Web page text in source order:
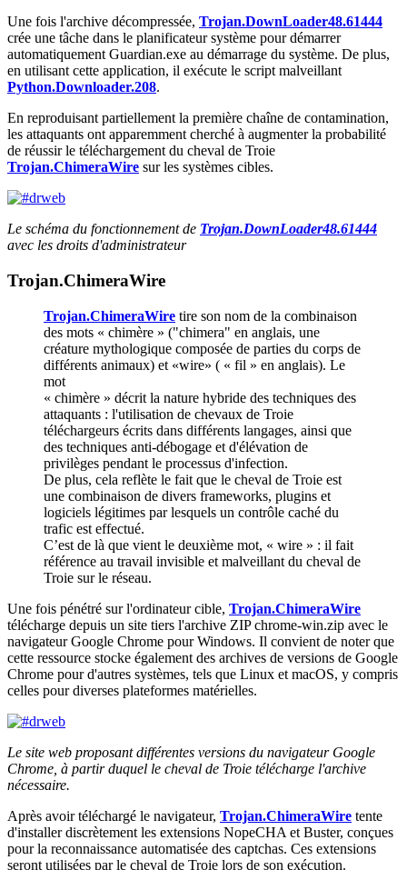
Une fois l'archive décompressée, Trojan.DownLoader48.61444
crée une tâche dans le planificateur système pour démarrer
automatiquement Guardian.exe au démarrage du système. De plus,
en utilisant cette application, il exécute le script malveillant
Python.Downloader.208.
En reproduisant partiellement la première chaîne de contamination,
les attaquants ont apparemment cherché à augmenter la probabilité
de réussir le téléchargement du cheval de Troie
Trojan.ChimeraWire sur les systèmes cibles.
Le schéma du fonctionnement de Trojan.DownLoader48.61444
avec les droits d'administrateur
Trojan.ChimeraWire
Trojan.ChimeraWire tire son nom de la combinaison
des mots « chimère » ("chimera" en anglais, une
créature mythologique composée de parties du corps de
différents animaux) et «wire» ( « fil » en anglais). Le
mot
« chimère » décrit la nature hybride des techniques des
attaquants : l'utilisation de chevaux de Troie
téléchargeurs écrits dans différents langages, ainsi que
des techniques anti-débogage et d'élévation de
privilèges pendant le processus d'infection.
De plus, cela reflète le fait que le cheval de Troie est
une combinaison de divers frameworks, plugins et
logiciels légitimes par lesquels un contrôle caché du
trafic est effectué.
C’est de là que vient le deuxième mot, « wire » : il fait
référence au travail invisible et malveillant du cheval de
Troie sur le réseau.
Une fois pénétré sur l'ordinateur cible, Trojan.ChimeraWire
télécharge depuis un site tiers l'archive ZIPchrome-win.zip avec le
navigateur Google Chrome pour Windows. Il convient de noter que
cette ressource stocke également des archives de versions de Google
Chrome pour d'autres systèmes, tels que Linux et macOS, y compris
celles pour diverses plateformes matérielles.
Le site web proposant différentes versions du navigateur Google
Chrome, à partir duquel le cheval de Troie télécharge l'archive
nécessaire.
Après avoir téléchargé le navigateur, Trojan.ChimeraWire tente
d'installer discrètement les extensions NopeCHA et Buster, conçues
pour la reconnaissance automatisée des captchas. Ces extensions
seront utilisées par le cheval de Troie lors de son exécution.